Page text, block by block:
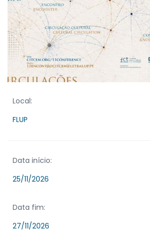
Local:
FLUP
Data início:
25/11/2026
Data fim:
27/11/2026